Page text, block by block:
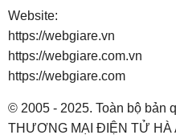
Website:
https://webgiare.vn
https://webgiare.com.vn
https://webgiare.com
© 2005 - 2025. Toàn bộ bản
THƯƠNG MẠI ĐIỆN TỬ HÀ